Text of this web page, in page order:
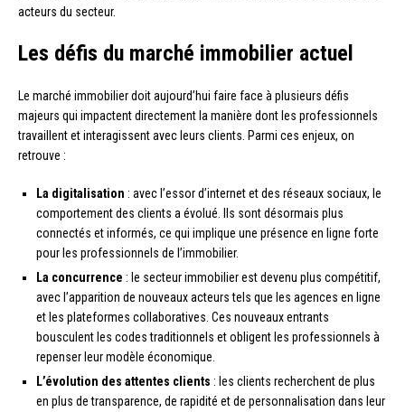
acteurs du secteur.
Les défis du marché immobilier actuel
Le marché immobilier doit aujourd’hui faire face à plusieurs défis
majeurs qui impactent directement la manière dont les professionnels
travaillent et interagissent avec leurs clients. Parmi ces enjeux, on
retrouve :
La digitalisation : avec l’essor d’internet et des réseaux sociaux, le
comportement des clients a évolué. Ils sont désormais plus
connectés et informés, ce qui implique une présence en ligne forte
pour les professionnels de l’immobilier.
La concurrence : le secteur immobilier est devenu plus compétitif,
avec l’apparition de nouveaux acteurs tels que les agences en ligne
et les plateformes collaboratives. Ces nouveaux entrants
bousculent les codes traditionnels et obligent les professionnels à
repenser leur modèle économique.
L’évolution des attentes clients : les clients recherchent de plus
en plus de transparence, de rapidité et de personnalisation dans leur